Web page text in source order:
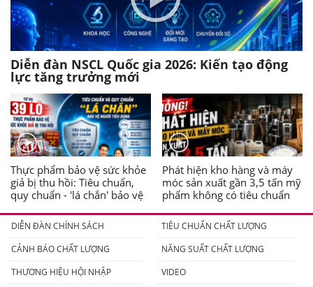
Diễn đàn NSCL Quốc gia 2026: Kiến tạo động
lực tăng trưởng mới
Thực phẩm bảo vệ sức khỏe
giả bị thu hồi: Tiêu chuẩn,
quy chuẩn - 'lá chắn' bảo vệ
Phát hiện kho hàng và máy
móc sản xuất gần 3,5 tấn mỹ
phẩm không có tiêu chuẩn
DIỄN ĐÀN CHÍNH SÁCH
TIÊU CHUẨN CHẤT LƯỢNG
CẢNH BÁO CHẤT LƯỢNG
NĂNG SUẤT CHẤT LƯỢNG
THƯƠNG HIỆU HỘI NHẬP
VIDEO